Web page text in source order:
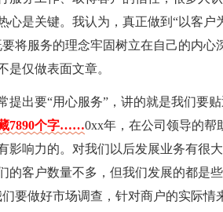
心是关键。我认为，真正做到“以客
要将服务的理念牢固树立在自己的内
是仅做表面文章。
提出要“用心服务”，讲的就是我们要
7890个字……0xx年，在公司领导的帮
影响力的。对我们以后发展业务有很
的客户数量不多，但我们发展的都是
要做好市场调查，针对商户的实际